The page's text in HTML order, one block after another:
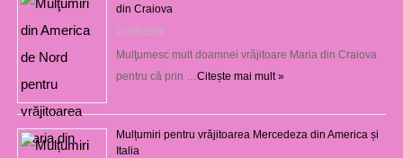
din Craiova
07/08/2026
Mulţumesc mult doamnei vrăjitoare Maria din Craiova
pentru că prin … Citește mai mult »
Mulțumiri pentru vrăjitoarea Mercedeza din America și
Italia